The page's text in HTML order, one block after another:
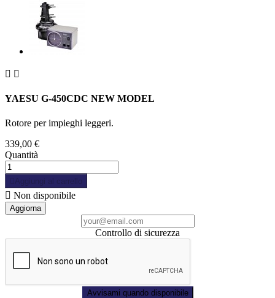
 
YAESU G-450CDC NEW MODEL
Rotore per impieghi leggeri.
339,00 €
Quantità
Aggiungi al carrello
 Non disponibile
Controllo di sicurezza
Avvisami quando disponibile